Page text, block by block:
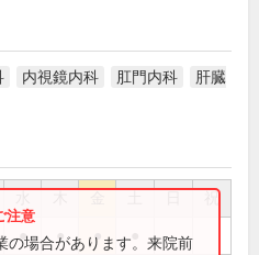
内視鏡内科 肛門内科
肝臓
祝
● ● ●
の場合があります。来院前